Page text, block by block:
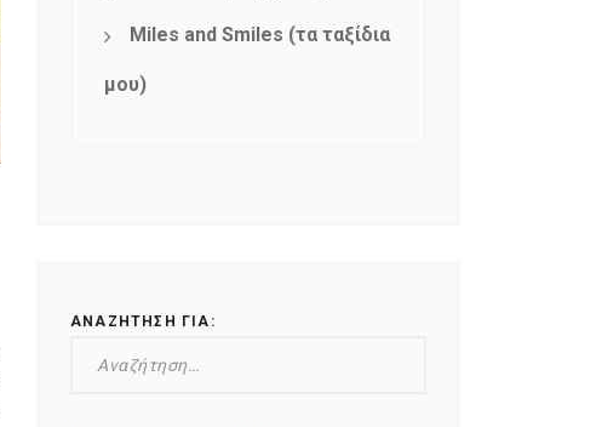
Miles and Smiles (τα ταξίδια
μου)
ΑΝΑΖΉΤΗΣΗ ΓΙΑ: